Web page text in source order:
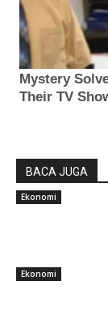
BACA JUGA
Ekonomi
Ekonomi